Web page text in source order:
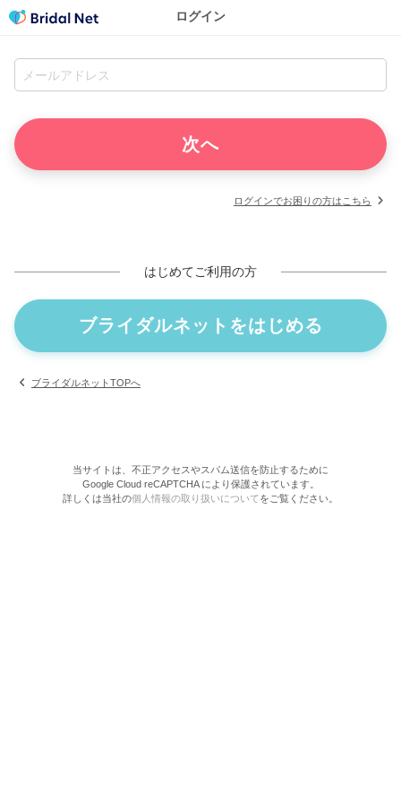
ログイン
ログインでお困りの方はこちら
はじめてご利用の方
ブライダルネットをはじめる
ブライダルネットTOPへ
当サイトは、不正アクセスやスパム送信を防止するために
Google Cloud reCAPTCHA により保護されています。
詳しくは当社の個人情報の取り扱いについてをご覧ください。